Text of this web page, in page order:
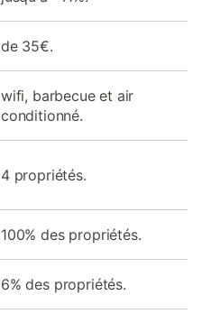
de 35€.
wifi, barbecue et air
conditionné.
4 propriétés.
100% des propriétés.
6% des propriétés.